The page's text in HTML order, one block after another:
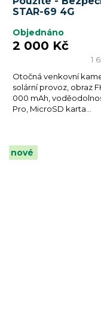
STAR-69 4G
Objednáno
1
2 000 Kč
Otočná venkovní
solární provoz, obraz
000 mAh,
Pro, MicroSD karta...
nové